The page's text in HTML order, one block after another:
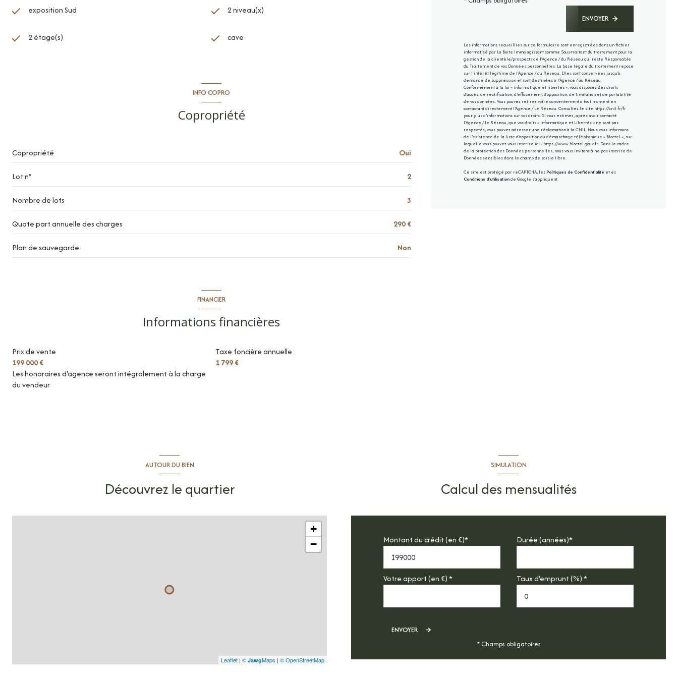
exposition Sud 2 niveau(x)
2 étage(s) cave
INFO COPRO
Copropriété
Copropriété Oui
Lot n° 2
Nombre de lots 3
Quote part annuelle des charges 290 €
Plan de sauvegarde Non
FINANCIER
Informations financières
Prix de vente
199 000 €
Les honoraires d'agence seront intégralement à la charge
du vendeur
Taxe foncière annuelle
1 799 €
ENVOYER
Les informations recueillies sur ce formulaire sont enregistrées dans un fichier
informatisé par La Boite Immo agissant comme Sous-traitant du traitement pour la
gestion de la clientèle/prospects de l'Agence / du Réseau qui reste Responsable
du Traitement de vos Données personnelles. La base légale du traitement repose
sur l'intérêt légitime de l'Agence / du Réseau. Elles sont conservées jusqu'à
demande de suppression et sont destinées à l'Agence / au Réseau.
Conformément à la loi « informatique et libertés », vous disposez des droits
d’accès, de rectification, d’effacement, d’opposition, de limitation et de portabilité
de vos données. Vous pouvez retirer votre consentement à tout moment en
contactant directement l’Agence / Le Réseau. Consultez le site https://cnil.fr/fr
pour plus d’informations sur vos droits. Si vous estimez, après avoir contacté
l'Agence / le Réseau, que vos droits « Informatique et Libertés » ne sont pas
respectés, vous pouvez adresser une réclamation à la CNIL. Nous vous informons
de l’existence de la liste d'opposition au démarchage téléphonique « Bloctel », sur
laquelle vous pouvez vous inscrire ici : https://www.bloctel.gouv.fr. Dans le cadre
de la protection des Données personnelles, nous vous invitons à ne pas inscrire de
Données sensibles dans le champ de saisie libre.
Ce site est protégé par reCAPTCHA, lesPolitiques de Confidentialité et es
Conditions d'utilisationde Google s'appliquent.
AUTOUR DU BIEN
Découvrez le quartier
+
−
Leaflet | © JawgMaps | © OpenStreetMap
SIMULATION
Calcul des mensualités
Montant du crédit (en €)* Durée (années)*
Votre apport (en €) * Taux d'emprunt (%) *
ENVOYER
* Champs obligatoires